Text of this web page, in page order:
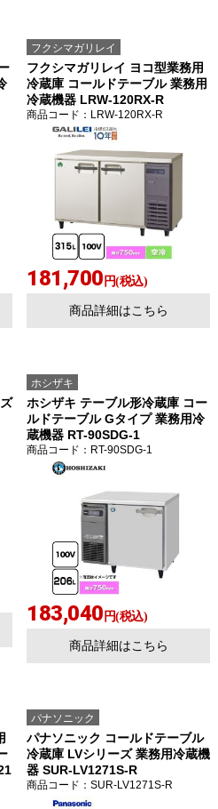
フクシマガリレイ
フクシマガリレイ ヨコ型業務用
冷蔵庫 コールドテーブル 業務用
冷蔵機器 LRW-120RX-R
商品コード ：LRW-120RX-R
181,700 円(税込)
商品詳細はこちら
ホシザキ
ホシザキ テーブル形冷蔵庫 コー
ルドテーブル Gタイプ 業務用冷
蔵機器 RT-90SDG-1
商品コード ：RT-90SDG-1
183,040 円(税込)
商品詳細はこちら
パナソニック
パナソニック コールドテーブル
冷蔵庫 LVシリーズ 業務用冷蔵機
器 SUR-LV1271S-R
商品コード ：SUR-LV1271S-R